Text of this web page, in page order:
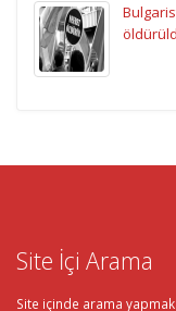
Site İçi Arama
Site içinde arama